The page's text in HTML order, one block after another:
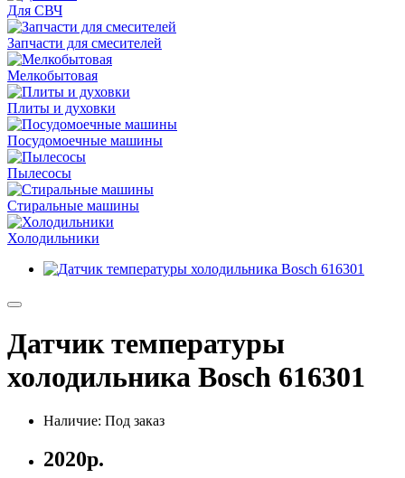
Для СВЧ
Запчасти для смесителей
Мелкобытовая
Плиты и духовки
Посудомоечные машины
Пылесосы
Стиральные машины
Холодильники
Датчик температуры
холодильника Bosch 616301
Наличие: Под заказ
2020р.